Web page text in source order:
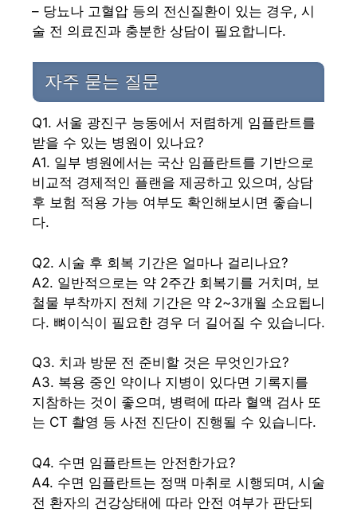
– 당뇨나 고혈압 등의 전신질환이 있는 경우, 시
술 전 의료진과 충분한 상담이 필요합니다.
자주 묻는 질문
Q1. 서울 광진구 능동에서 저렴하게 임플란트를
받을 수 있는 병원이 있나요?
A1. 일부 병원에서는 국산 임플란트를 기반으로
비교적 경제적인 플랜을 제공하고 있으며, 상담
후 보험 적용 가능 여부도 확인해보시면 좋습니
다.
Q2. 시술 후 회복 기간은 얼마나 걸리나요?
A2. 일반적으로는 약 2주간 회복기를 거치며, 보
철물 부착까지 전체 기간은 약 2~3개월 소요됩니
다. 뼈이식이 필요한 경우 더 길어질 수 있습니다.
Q3. 치과 방문 전 준비할 것은 무엇인가요?
A3. 복용 중인 약이나 지병이 있다면 기록지를
지참하는 것이 좋으며, 병력에 따라 혈액 검사 또
는 CT 촬영 등 사전 진단이 진행될 수 있습니다.
Q4. 수면 임플란트는 안전한가요?
A4. 수면 임플란트는 정맥 마취로 시행되며, 시술
전 환자의 건강상태에 따라 안전 여부가 판단되